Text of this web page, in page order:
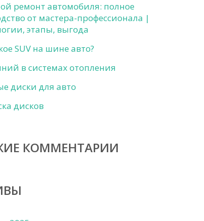
ремонт автомобиля: полное
от мастера-профессионала |
этапы, выгода
SUV на шине авто?
в системах отопления
диски для авто
дисков
КОММЕНТАРИИ